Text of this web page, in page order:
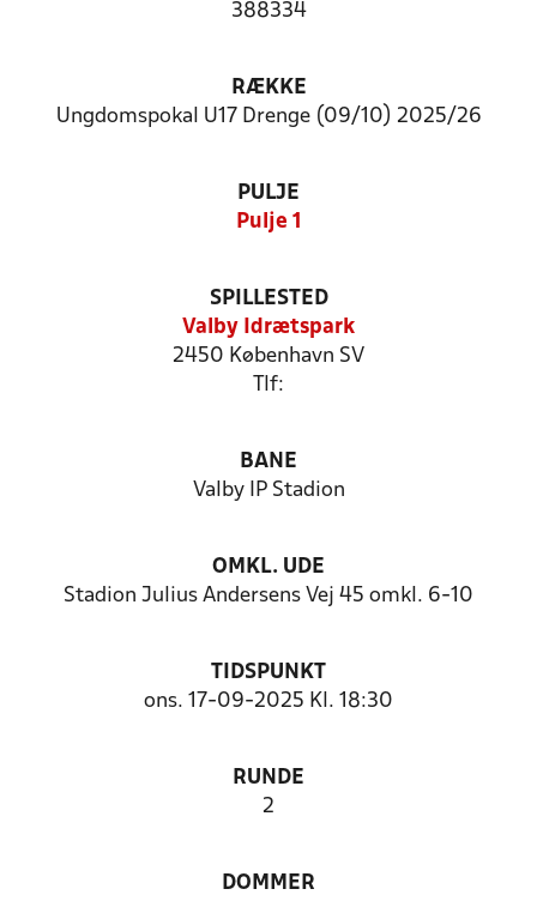
388334
RÆKKE
Ungdomspokal U17 Drenge (09/10) 2025/26
PULJE
Pulje 1
SPILLESTED
Valby Idrætspark
2450 København SV
Tlf:
BANE
Valby IP Stadion
OMKL. UDE
Stadion Julius Andersens Vej 45 omkl. 6-10
TIDSPUNKT
ons. 17-09-2025 Kl. 18:30
RUNDE
2
DOMMER